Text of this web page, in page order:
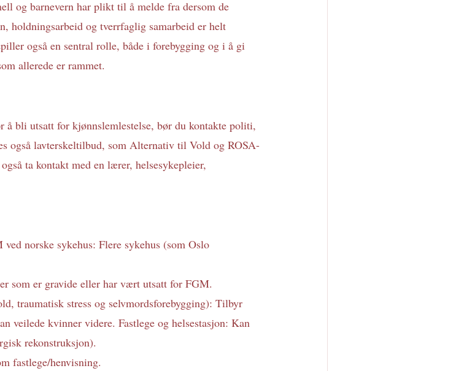
og barnevern har plikt til å melde fra dersom de
holdningsarbeid og tverrfaglig samarbeid er helt
også en sentral rolle, både i forebygging og i å gi
allerede er rammet.
å bli utsatt for kjønnslemlestelse, bør du kontakte politi,
også lavterskeltilbud, som Alternativ til Vold og ROSA-
ta kontakt med en lærer, helsesykepleier,
norske sykehus: Flere sykehus (som Oslo
som er gravide eller har vært utsatt for FGM.
traumatisk stress og selvmordsforebygging): Tilbyr
veilede kvinner videre. Fastlege og helsestasjon: Kan
rekonstruksjon).
fastlege/henvisning.